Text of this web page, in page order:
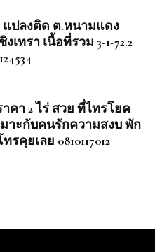
แปลงติด ต.หนามแดง
เทรา เนื้อที่รวม 3-1-72.2
คา 2 ไร่ สวย ที่ไทรโยค
าะกับคนรักความสงบ พัก
คุยเลย 0810117012